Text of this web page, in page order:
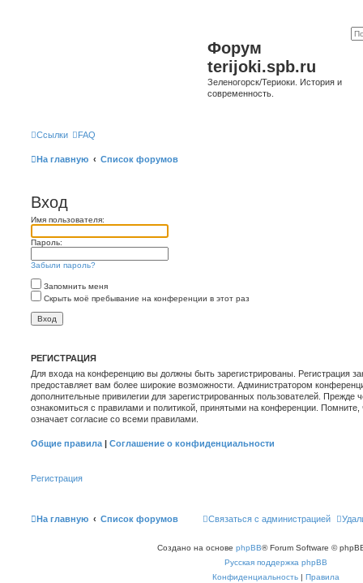
Форум
terijoki.spb.ru
Зеленогорск/Териоки. История и
современность.
Ссылки FAQ
На главную Список форумов
Вход
Имя пользователя:
Пароль:
Забыли пароль?
Запомнить меня
Скрыть моё пребывание на конференции в этот раз
РЕГИСТРАЦИЯ
Для входа на конференцию вы должны быть зарегистрированы. Регистрация
предоставляет вам более широкие возможности. Администратором
дополнительные привилегии для зарегистрированных пользователей. Прежде
ознакомиться с правилами и политикой, принятыми на конференции.
означает согласие со всеми правилами.
Общие правила | Соглашение о конфиденциальности
Регистрация
На главную Список форумов Связаться с администрацией
Создано на основе phpBB® Forum Software ©
Русская поддержка phpBB
Конфиденциальность | Правила